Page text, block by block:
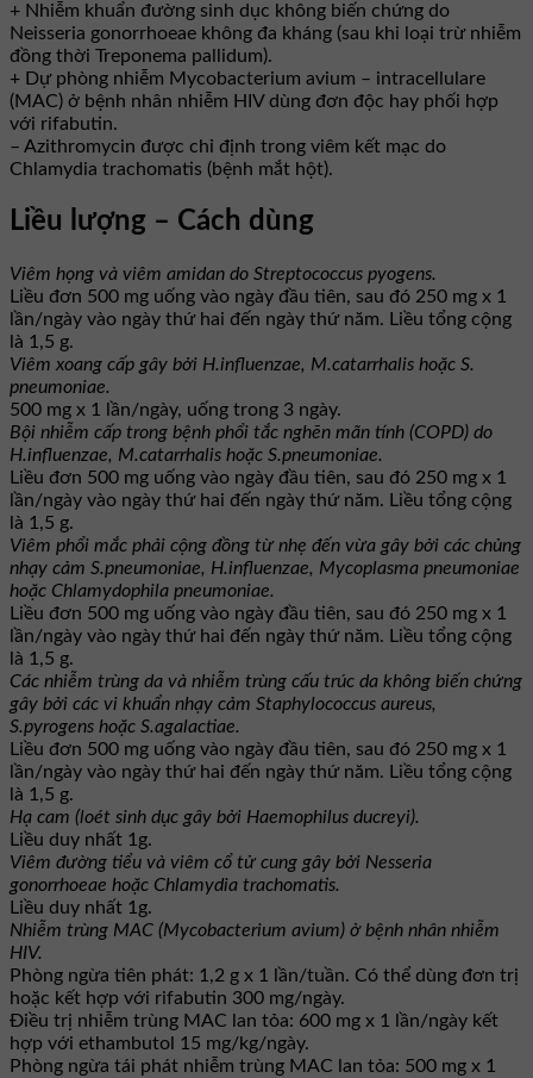
+ Nhiễm khuẩn đường sinh dục không biến chứng do
Neisseria gonorrhoeae không đa kháng (sau khi loại trừ nhiễm
đồng thời Treponema pallidum).
+ Dự phòng nhiễm Mycobacterium avium – intracellulare
(MAC) ở bệnh nhân nhiễm HIV dùng đơn độc hay phối hợp
với rifabutin.
– Azithromycin được chỉ định trong viêm kết mạc do
Chlamydia trachomatis (bệnh mắt hột).
Liều lượng – Cách dùng
Viêm họng và viêm amidan do Streptococcus pyogens.
Liều đơn 500 mg uống vào ngày đầu tiên, sau đó 250 mg x 1
lần/ngày vào ngày thứ hai đến ngày thứ năm. Liều tổng cộng
là 1,5 g.
Viêm xoang cấp gây bởi H.influenzae, M.catarrhalis hoặc S.
pneumoniae.
500 mg x 1 lần/ngày, uống trong 3 ngày.
Bội nhiễm cấp trong bệnh phổi tắc nghẽn mãn tính (COPD) do
H.influenzae, M.catarrhalis hoặc S.pneumoniae.
Liều đơn 500 mg uống vào ngày đầu tiên, sau đó 250 mg x 1
lần/ngày vào ngày thứ hai đến ngày thứ năm. Liều tổng cộng
là 1,5 g.
Viêm phổi mắc phải cộng đồng từ nhẹ đến vừa gây bởi các chủng
nhạy cảm S.pneumoniae, H.influenzae, Mycoplasma pneumoniae
hoặc Chlamydophila pneumoniae.
Liều đơn 500 mg uống vào ngày đầu tiên, sau đó 250 mg x 1
lần/ngày vào ngày thứ hai đến ngày thứ năm. Liều tổng cộng
là 1,5 g.
Các nhiễm trùng da và nhiễm trùng cấu trúc da không biến chứng
gây bởi các vi khuẩn nhạy cảm Staphylococcus aureus,
S.pyrogens hoặc S.agalactiae.
Liều đơn 500 mg uống vào ngày đầu tiên, sau đó 250 mg x 1
lần/ngày vào ngày thứ hai đến ngày thứ năm. Liều tổng cộng
là 1,5 g.
Hạ cam (loét sinh dục gây bởi Haemophilus ducreyi).
Liều duy nhất 1g.
Viêm đường tiểu và viêm cổ tử cung gây bởi Nesseria
gonorrhoeae hoặc Chlamydia trachomatis.
Liều duy nhất 1g.
Nhiễm trùng MAC (Mycobacterium avium) ở bệnh nhân nhiễm
HIV.
Phòng ngừa tiên phát: 1,2 g x 1 lần/tuần. Có thể dùng đơn trị
hoặc kết hợp với rifabutin 300 mg/ngày.
Điều trị nhiễm trùng MAC lan tỏa: 600 mg x 1 lần/ngày kết
hợp với ethambutol 15 mg/kg/ngày.
Phòng ngừa tái phát nhiễm trùng MAC lan tỏa: 500 mg x 1